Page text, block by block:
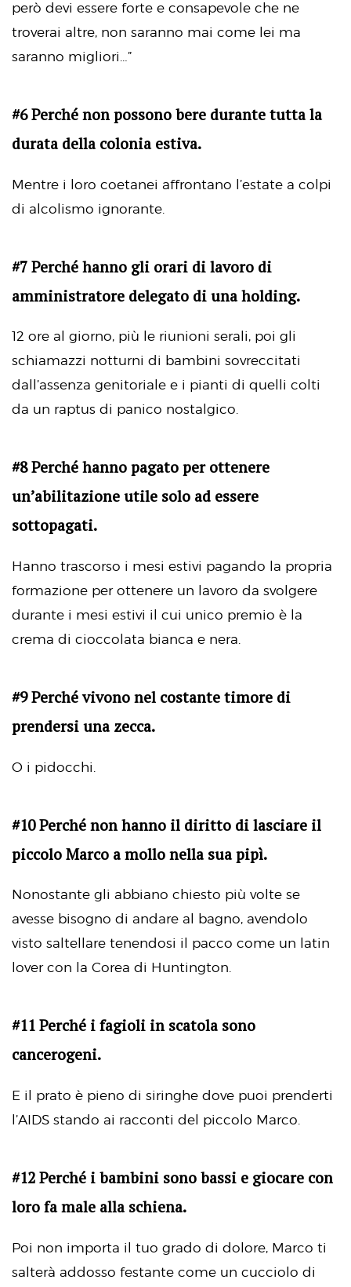
però devi essere forte e consapevole che ne
troverai altre, non saranno mai come lei ma
saranno migliori…”
#6 Perché non possono bere durante tutta la
durata della colonia estiva.
Mentre i loro coetanei affrontano l’estate a colpi
di alcolismo ignorante.
#7 Perché hanno gli orari di lavoro di
amministratore delegato di una holding.
12 ore al giorno, più le riunioni serali, poi gli
schiamazzi notturni di bambini sovreccitati
dall’assenza genitoriale e i pianti di quelli colti
da un raptus di panico nostalgico.
#8 Perché hanno pagato per ottenere
un’abilitazione utile solo ad essere
sottopagati.
Hanno trascorso i mesi estivi pagando la propria
formazione per ottenere un lavoro da svolgere
durante i mesi estivi il cui unico premio è la
crema di cioccolata bianca e nera.
#9 Perché vivono nel costante timore di
prendersi una zecca.
O i pidocchi.
#10 Perché non hanno il diritto di lasciare il
piccolo Marco a mollo nella sua pipì.
Nonostante gli abbiano chiesto più volte se
avesse bisogno di andare al bagno, avendolo
visto saltellare tenendosi il pacco come un latin
lover con la Corea di Huntington.
#11 Perché i fagioli in scatola sono
cancerogeni.
E il prato è pieno di siringhe dove puoi prenderti
l’AIDS stando ai racconti del piccolo Marco.
#12 Perché i bambini sono bassi e giocare con
loro fa male alla schiena.
Poi non importa il tuo grado di dolore, Marco ti
salterà addosso festante come un cucciolo di